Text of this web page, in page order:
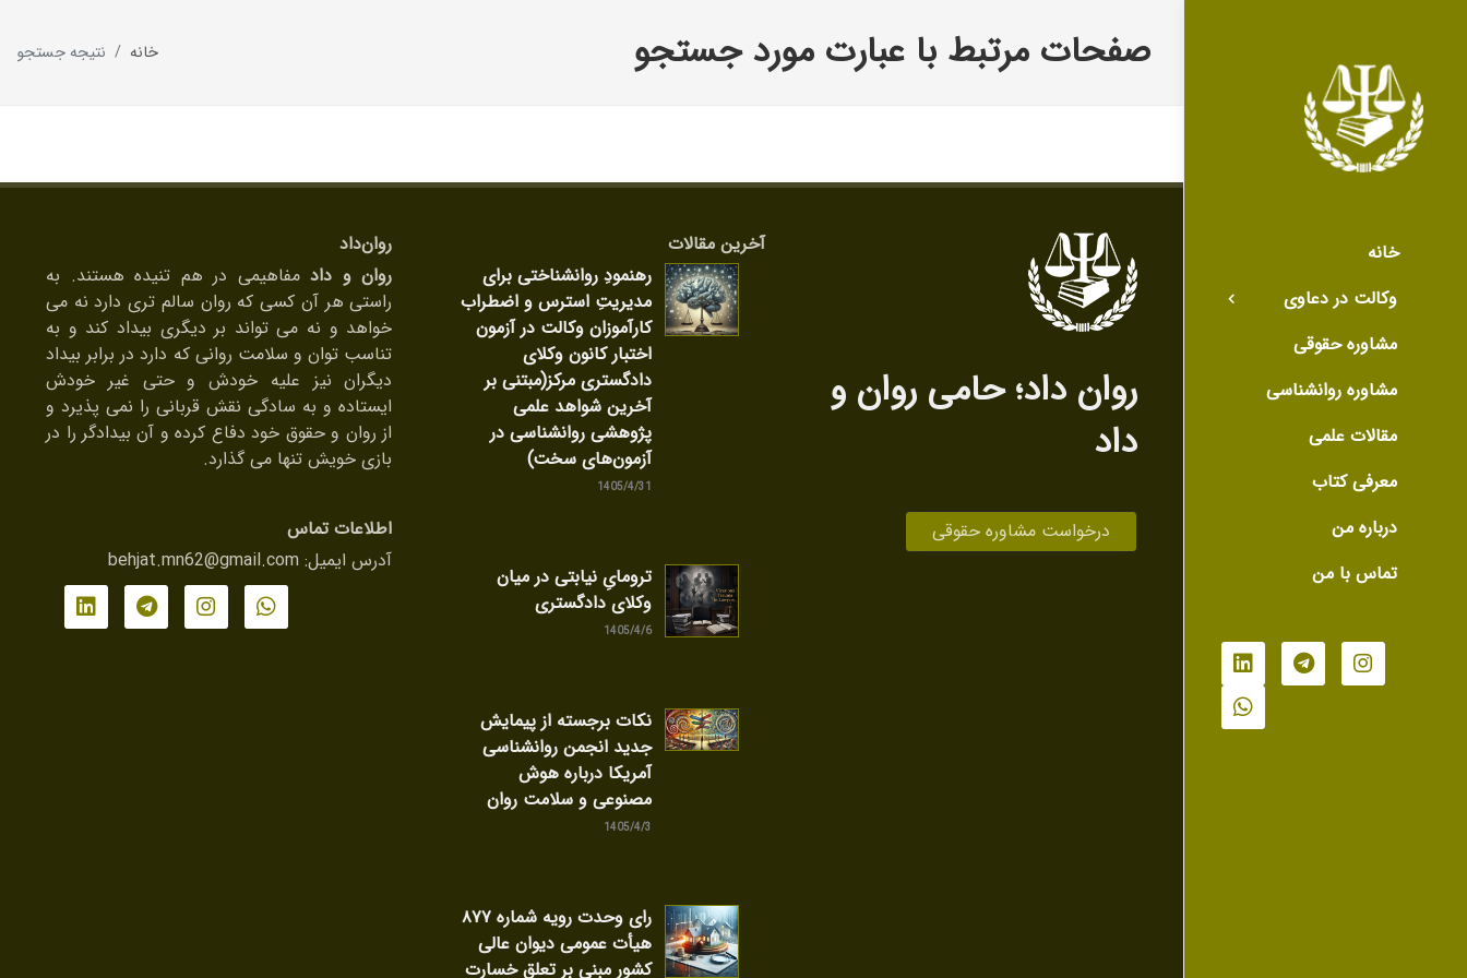
خانه
وکالت در دعاوی
مشاوره حقوقی
مشاوره روانشناسی
مقالات علمی
معرفی کتاب
درباره من
تماس با من
صفحات مرتبط با عبارت مورد جستجو خانه نتیجه جستجو
روان داد‌؛ حامی روان‌ و
داد
درخواست مشاوره حقوقی
آخرین مقالات
رهنمودِ روانشناختی برای
مدیریتِ استرس و اضطراب
کارآموزان وکالت در آزمون
اختبار کانون وکلای
دادگستری مرکز(مبتنی بر
آخرین شواهد علمی
پژوهشی روانشناسی در
آزمون‌های سخت)
1405/4/31
ترومایِ نیابتی در میان
وکلای دادگستری
1405/4/6
نکات برجسته از پیمایش
جدید انجمن روانشناسی
آمریکا درباره هوش
مصنوعی و سلامت روان
1405/4/3
رای وحدت رویه شماره ۸۷۷
هیأت عمومی دیوان عالی
کشور مبنی بر تعلق خسارت
روان‌داد
روان و دادمفاهیمی در هم تنیده هستند. به
راستی هر آن کسی که روان سالم تری دارد نه می
خواهد و نه می تواند بر دیگری بیداد کند و به
تناسب توان و سلامت روانی که دارد در برابر بیداد
دیگران نیز علیه خودش و حتی غیر خودش
ایستاده و به سادگی نقش قربانی را نمی پذیرد و
از روان و حقوق خود دفاع کرده و آن بیدادگر را در
بازی خویش تنها می گذارد.
اطلاعات تماس
آدرس ایمیل: behjat.mn62@gmail.com